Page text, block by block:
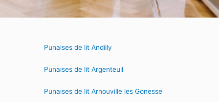
Punaises de lit Andilly
Punaises de lit Argenteuil
Punaises de lit Arnouville les Gonesse